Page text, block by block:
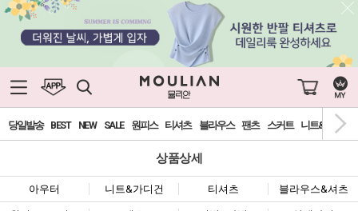
당일발송 BEST NEW SALE 원피스 티셔츠 블라우스 팬츠 스커트 니트&가디건
상품상세
아우터 니트&가디건 티셔츠 블라우스&셔츠